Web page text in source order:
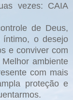
vezes: CAIA
de Deus,
íntimo, o desejo
e conviver com
ambiente
com mais
proteção e